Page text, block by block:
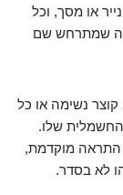
או מסך, וכל
שמתרחש שם
נשימה או כל
שלו.
התראה מוקדמת,
לא בסדר.